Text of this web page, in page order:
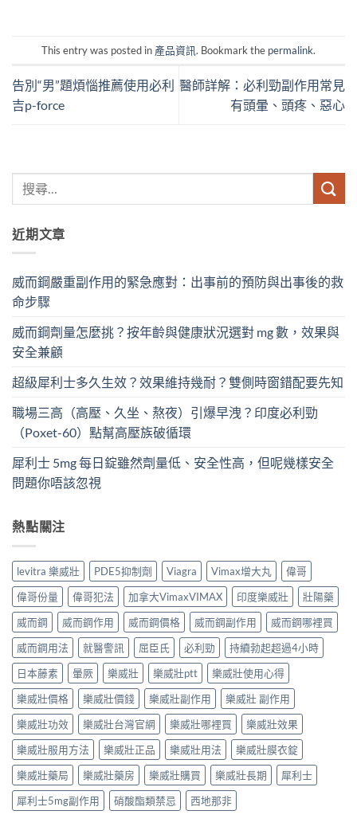
This entry was posted in 產品資訊. Bookmark the permalink.
告別“男”題煩惱推薦使用必利
吉p-force
醫師詳解：必利勁副作用常見
有頭暈、頭疼、惡心
近期文章
威而鋼嚴重副作用的緊急應對：出事前的預防與出事後的救
命步驟
威而鋼劑量怎麼挑？按年齡與健康狀況選對 mg 數，效果與
安全兼顧
超級犀利士多久生效？效果維持幾耐？雙側時窗錯配要先知
職場三高（高壓、久坐、熬夜）引爆早洩？印度必利勁
（Poxet-60）點幫高壓族破循環
犀利士 5mg 每日錠雖然劑量低、安全性高，但呢幾樣安全
問題你唔該忽視
熱點關注
levitra 樂威壯 PDE5抑制劑 Viagra Vimax增大丸
偉哥
偉哥份量
偉哥犯法 加拿大VimaxVIMAX 印度樂威壯
壯陽藥
威而鋼
威而鋼作用 威而鋼價格 威而鋼副作用
威而鋼哪裡買
威而鋼用法
就醫警訊 屈臣氏 必利勁
持續勃起超過4小時
日本藤素
暈厥 樂威壯 樂威壯ptt
樂威壯使用心得
樂威壯價格
樂威壯價錢 樂威壯副作用
樂威壯 副作用
樂威壯功效
樂威壯台灣官網 樂威壯哪裡買
樂威壯效果
樂威壯服用方法
樂威壯正品 樂威壯用法
樂威壯膜衣錠
樂威壯藥局
樂威壯藥房 樂威壯購買 樂威壯長期
犀利士
犀利士5mg副作用
硝酸酯類禁忌 西地那非